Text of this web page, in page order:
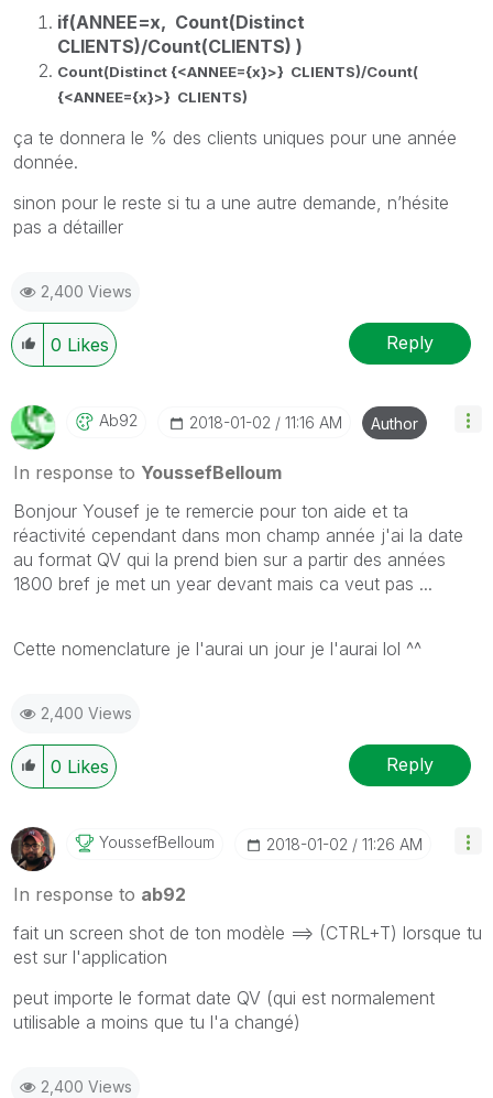
if(ANNEE=x, Count(Distinct
CLIENTS)/Count(CLIENTS) )
Count(Distinct {<ANNEE={x}>} CLIENTS)/Count(
{<ANNEE={x}>} CLIENTS)
ça te donnera le % des clients uniques pour une année
donnée.
sinon pour le reste si tu a une autre demande, n’hésite
pas a détailler
2,400 Views
0 Likes Reply
Ab92 ‎2018-01-02 11:16 AM Author
In response to YoussefBelloum
Bonjour Yousef je te remercie pour ton aide et ta
réactivité cependant dans mon champ année j'ai la date
au format QV qui la prend bien sur a partir des années
1800 bref je met un year devant mais ca veut pas ...
Cette nomenclature je l'aurai un jour je l'aurai lol ^^
2,400 Views
0 Likes Reply
YoussefBelloum ‎2018-01-02 11:26 AM
In response to ab92
fait un screen shot de ton modèle ==> (CTRL+T) lorsque tu
est sur l'application
peut importe le format date QV (qui est normalement
utilisable a moins que tu l'a changé)
2,400 Views